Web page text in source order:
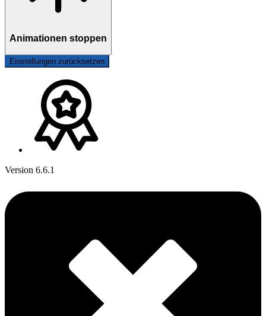
Animationen stoppen
Einstellungen zurücksetzen
Version 6.6.1